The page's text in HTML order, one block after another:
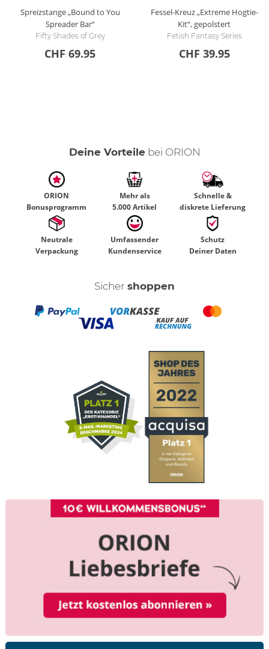
Spreizstange „Bound to You
Spreader Bar“
Fifty Shades of Grey
CHF 69.95
Fessel-Kreuz „Extreme Hogtie-
Kit“, gepolstert
Fetish Fantasy Series
CHF 39.95
Deine Vorteilebei ORION
ORION
Bonusprogramm
Mehr als
5.000 Artikel
Schnelle &
diskrete Lieferung
Neutrale
Verpackung
Umfassender
Kundenservice
Schutz
Deiner Daten
Sicher shoppen